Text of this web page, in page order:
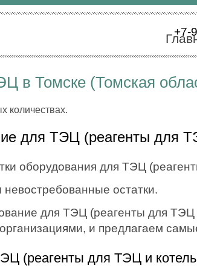
+7-
в Томске (Томская
количествах.
для ТЭЦ (реагенты для
оборудования для ТЭЦ
остатки.
для ТЭЦ (реагенты для
и предлагаем
(реагенты для ТЭЦ и